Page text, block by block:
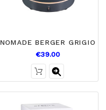
NOMADE BERGER GRIGIO
€39.00